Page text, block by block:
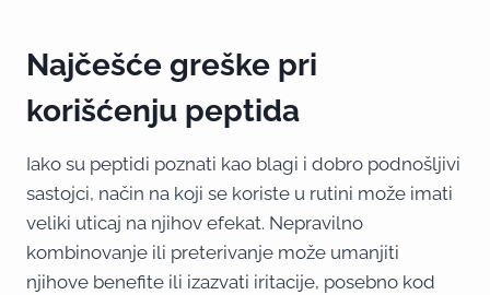
Najčešće greške pri
korišćenju peptida
Iako su peptidi poznati kao blagi i dobro podnošljivi
sastojci, način na koji se koriste u rutini može imati
veliki uticaj na njihov efekat. Nepravilno
kombinovanje ili preterivanje može umanjiti
njihove benefite ili izazvati iritacije, posebno kod